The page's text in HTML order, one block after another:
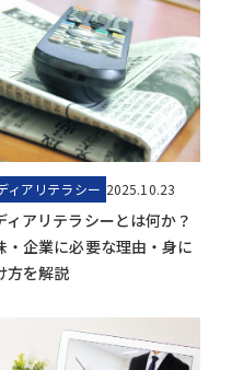
ィアリテラシー 2025.10.23
ィアリテラシーとは何か？
・企業に必要な理由・身に
方を解説